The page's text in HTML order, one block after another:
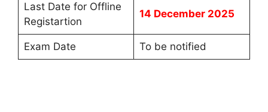
Last Date for Offline
Registartion
14 December 2025
Exam Date To be notified